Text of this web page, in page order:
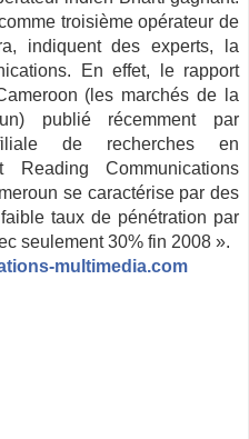
troisième opérateur de
indiquent des experts, la
En effet, le rapport
(les marchés de la
publié récemment par
de recherches en
Reading Communications
se caractérise par des
taux de pénétration par
seulement 30% fin 2008 ».
multimedia.com